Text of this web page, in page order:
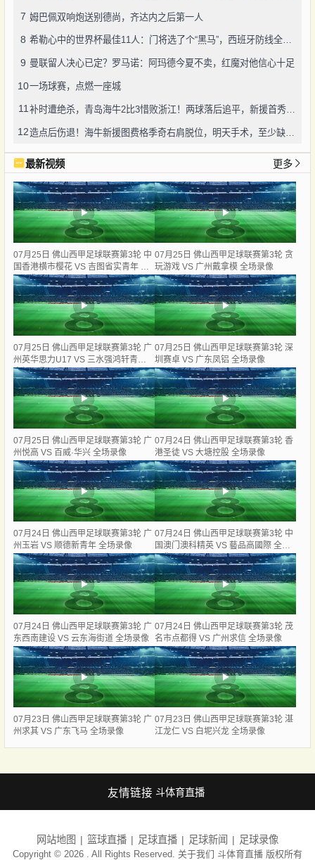
7 姆巴佩双响炮送别德尚，齐达内之后第一人
8 希勒心中的世界杯最佳11人：门将选了个“黑马”，西班牙防线全包了
9 曼联留人决心已定？罗马诺：阿玛德今夏不卖，红魔对他信心十足
10一场球赛，点燃一座城
11 补时遭绝杀，青岛海牛2比3惜败浙江！两球落后追平，新援首秀却重伤离场——保级路，太难了
12 造点后伤退！海牛新援图费格季奇右肩脱位，明天手术，至少缺阵五周
最新视频 更多
07月25日 佛山西甲足球联赛第3轮 中
国香港横市樱花 VS 吉图省实青年 全
场录像
07月25日 佛山西甲足球联赛第3轮 贪
玩游戏 VS 广州戴拿模 全场录像
07月25日 佛山西甲足球联赛第3轮 广
州英华思力U17 VS 三水强鸿轩青年
全场录像
07月25日 佛山西甲足球联赛第3轮 深
圳赛卓 VS 广东凤铝 全场录像
07月25日 佛山西甲足球联赛第3轮 广
州悦高 VS 百威·华兴 全场录像
07月24日 佛山西甲足球联赛第3轮 香
港圣徒 VS 大塘控股 全场录像
07月24日 佛山西甲足球联赛第3轮 广
州玉岩 VS 顺德新青年 全场录像
07月24日 佛山西甲足球联赛第3轮 中
国澳门澳科精英 VS 藝品高國際 全场
录像
07月24日 佛山西甲足球联赛第3轮 广
东西南建设 VS 云东海街道 全场录像
07月24日 佛山西甲足球联赛第3轮 茂
名市点都得 VS 广州求信 全场录像
07月23日 佛山西甲足球联赛第3轮 广
州求其 VS 广东飞马 全场录像
07月23日 佛山西甲足球联赛第3轮 湛
江龙仁 VS 白坭兴龙 全场录像
友情链接 斗体育直播
网站地图 篮球直播 足球直播 足球新闻 足球录像
Copyright © 2026 . All Rights Reserved. 关于我们 斗体育直播 版权所有